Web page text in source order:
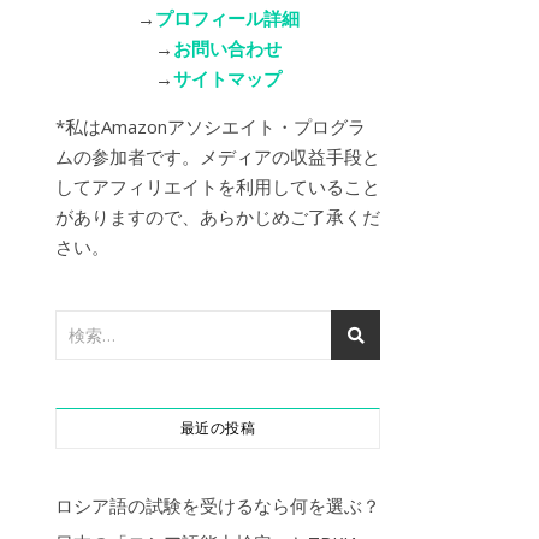
→ プロフィール詳細
→ お問い合わせ
→サイトマップ
*私はAmazonアソシエイト・プログラ
ムの参加者です。メディアの収益手段と
してアフィリエイトを利用していること
がありますので、あらかじめご了承くだ
さい。
最近の投稿
ロシア語の試験を受けるなら何を選ぶ？